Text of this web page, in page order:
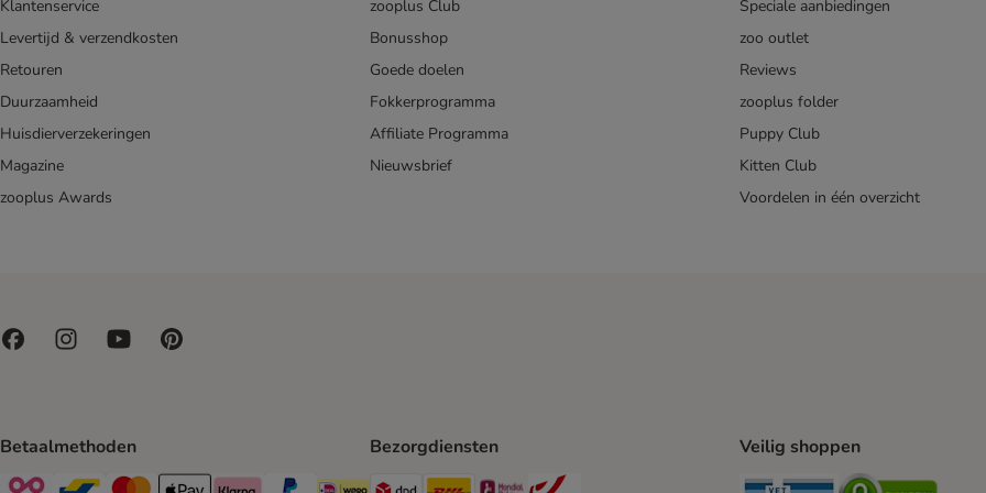
Klantenservice
Levertijd & verzendkosten
Retouren
Duurzaamheid
Huisdierverzekeringen
Magazine
zooplus Awards
zooplus Club
Bonusshop
Goede doelen
Fokkerprogramma
Affiliate Programma
Nieuwsbrief
Speciale aanbiedingen
zoo outlet
Reviews
zooplus folder
Puppy Club
Kitten Club
Voordelen in één overzicht
Betaalmethoden Bezorgdiensten
Dpd Shipping Method
DHL Shipping Method
Mondial Relay Shipping Method
Veilig shoppen
Security